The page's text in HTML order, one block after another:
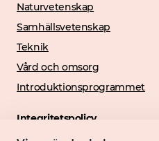
Naturvetenskap
Samhällsvetenskap
Teknik
Vård och omsorg
Introduktionsprogrammet
Integritetspolicy
Personuppgiftshantering